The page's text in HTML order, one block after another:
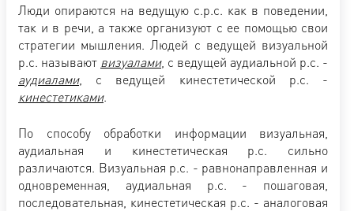
Люди опираются на ведущую с.р.с. как в поведении,
так и в речи, а также организуют с ее помощью свои
стратегии мышления. Людей с ведущей визуальной
р.с. называют визуалами, с ведущей аудиальной р.с. -
аудиалами, с ведущей кинестетической р.с. -
кинестетиками.
По способу обработки информации визуальная,
аудиальная и кинестетическая р.с. сильно
различаются. Визуальная р.с. - равнонаправленная и
одновременная, аудиальная р.с. - пошаговая,
последовательная, кинестетическая р.с. - аналоговая